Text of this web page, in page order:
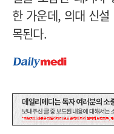
한 가운데, 의대 신
목된다.